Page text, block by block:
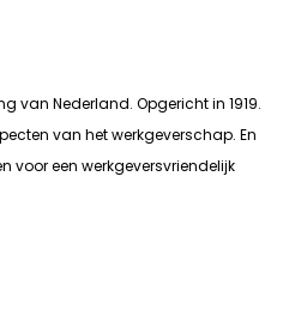
van Nederland. Opgericht in 1919.
van het werkgeverschap. En
voor een werkgeversvriendelijk